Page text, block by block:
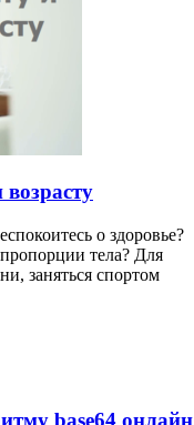
о здоровье?
тела? Для
заняться спортом
base64